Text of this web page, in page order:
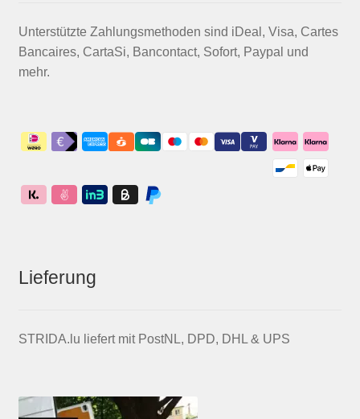
Unterstützte Zahlungsmethoden sind iDeal, Visa, Cartes
Bancaires, CartaSi, Bancontact, Sofort, Paypal und
mehr.
Lieferung
STRIDA.lu liefert mit PostNL, DPD, DHL & UPS